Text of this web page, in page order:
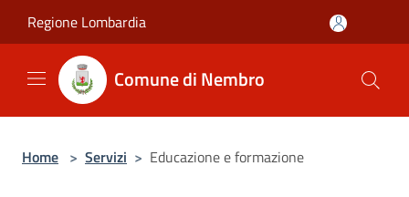
Regione Lombardia
Comune di Nembro
Home > Servizi > Educazione e formazione